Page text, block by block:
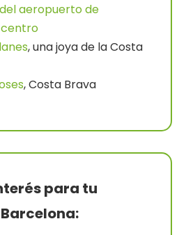
aeropuerto de
, una joya de la Costa
, Costa Brava
para tu